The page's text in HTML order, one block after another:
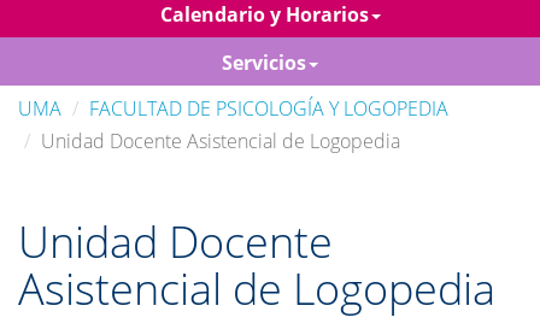
Calendario y Horarios
Servicios
UMA
FACULTAD DE PSICOLOGÍA Y LOGOPEDIA
Unidad Docente Asistencial de Logopedia
Unidad Docente
Asistencial de Logopedia